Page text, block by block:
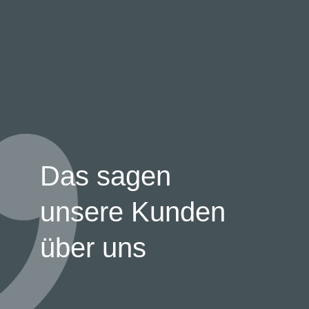
Das sagen
unsere Kunden
über uns